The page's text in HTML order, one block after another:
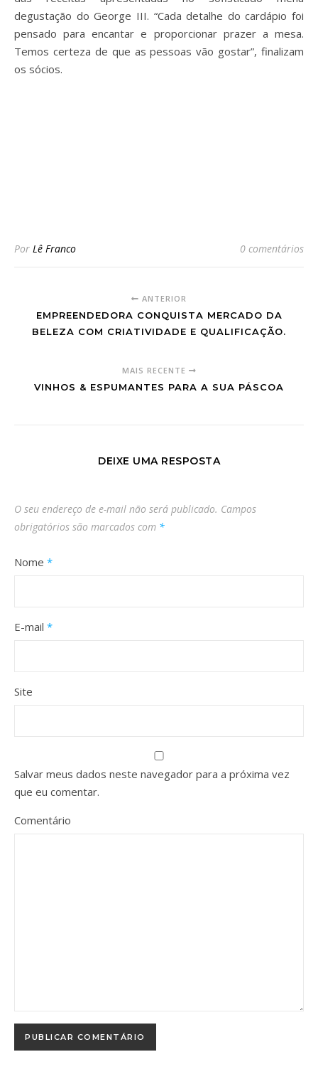
degustação do George III. “Cada detalhe do cardápio foi
pensado para encantar e proporcionar prazer a mesa.
Temos certeza de que as pessoas vão gostar”, finalizam
os sócios.
Por Lê Franco 0 comentários
ANTERIOR
EMPREENDEDORA CONQUISTA MERCADO DA
BELEZA COM CRIATIVIDADE E QUALIFICAÇÃO.
MAIS RECENTE
VINHOS & ESPUMANTES PARA A SUA PÁSCOA
DEIXE UMA RESPOSTA
O seu endereço de e-mail não será publicado. Campos
obrigatórios são marcados com *
Nome *
E-mail *
Site
Salvar meus dados neste navegador para a próxima vez
que eu comentar.
Comentário